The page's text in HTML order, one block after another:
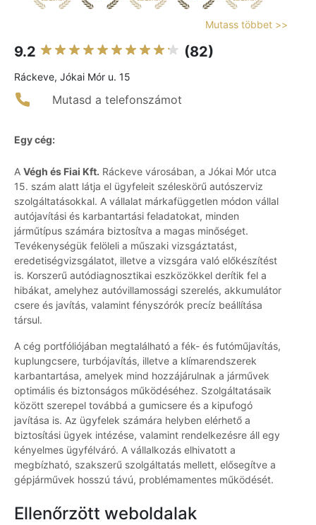
Mutass többet >>
9.2 (82)
Ráckeve, Jókai Mór u. 15
Mutasd a telefonszámot
Egy cég:
A Végh és Fiai Kft. Ráckeve városában, a Jókai Mór utca
15. szám alatt látja el ügyfeleit széleskörű autószerviz
szolgáltatásokkal. A vállalat márkafüggetlen módon vállal
autójavítási és karbantartási feladatokat, minden
járműtípus számára biztosítva a magas minőséget.
Tevékenységük felöleli a műszaki vizsgáztatást,
eredetiségvizsgálatot, illetve a vizsgára való előkészítést
is. Korszerű autódiagnosztikai eszközökkel derítik fel a
hibákat, amelyhez autóvillamossági szerelés, akkumulátor
csere és javítás, valamint fényszórók precíz beállítása
társul.
A cég portfóliójában megtalálható a fék- és futóműjavítás,
kuplungcsere, turbójavítás, illetve a klímarendszerek
karbantartása, amelyek mind hozzájárulnak a járművek
optimális és biztonságos működéséhez. Szolgáltatásaik
között szerepel továbbá a gumicsere és a kipufogó
javítása is. Az ügyfelek számára helyben elérhető a
biztosítási ügyek intézése, valamint rendelkezésre áll egy
kényelmes ügyfélváró. A vállalkozás elhivatott a
megbízható, szakszerű szolgáltatás mellett, elősegítve a
gépjárművek hosszú távú, problémamentes működését.
Ellenőrzött weboldalak